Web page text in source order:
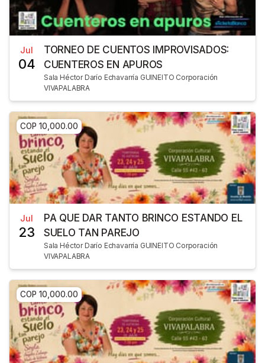
Jul
04
TORNEO DE CUENTOS IMPROVISADOS:
CUENTEROS EN APUROS
Sala Héctor Darío Echavarría GUINEITO Corporación
VIVAPALABRA
COP 10,000.00
Jul
23
PA QUE DAR TANTO BRINCO ESTANDO EL
SUELO TAN PAREJO
Sala Héctor Darío Echavarría GUINEITO Corporación
VIVAPALABRA
COP 10,000.00